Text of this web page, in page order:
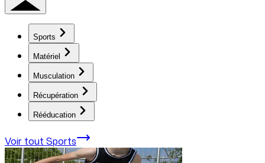
Sports
Matériel
Musculation
Récupération
Rééducation
Voir tout Sports